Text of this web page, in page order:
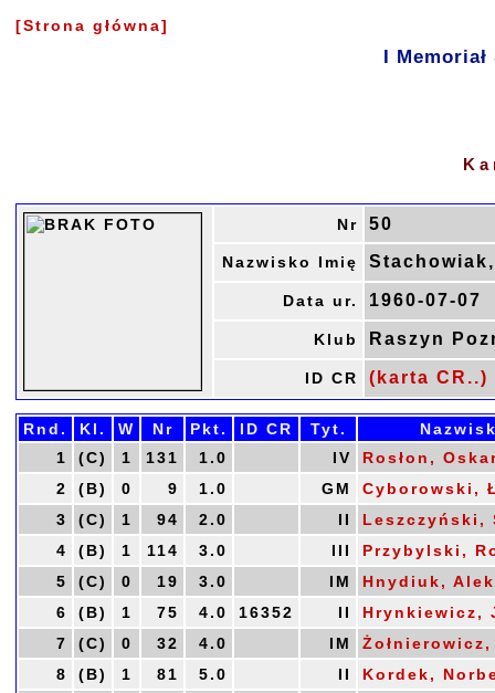
[Strona główna]
I
Nr 50
Nazwisko Imię
Data ur. 1960-07-07
Klub Raszyn
ID CR (karta CR..)
Rnd. Kl. W Nr Pkt. ID CR Tyt.
1
(C) 1 131 1.0 IV
Rosłon,
2
(B) 0 9 1.0 GM
Cyborowski,
3
(C) 1 94 2.0 II
Leszczyński,
4
(B) 1 114 3.0 III
Przybylski,
5
(C) 0 19 3.0 IM
Hnydiuk,
6
(B) 1 75 4.0 16352 II
Hrynkiewicz,
7
(C) 0 32 4.0 IM
8
(B) 1 81 5.0 II
Kordek,